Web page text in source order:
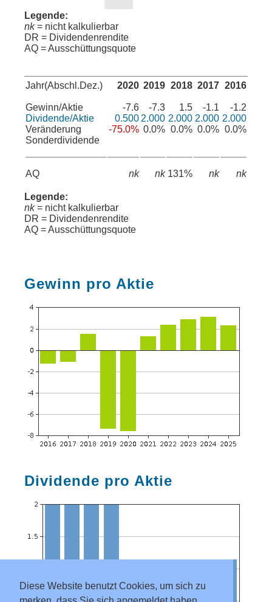
Diese Website benutzt Cookies, um sich zu
Legende:
nk= nicht kalkulierbar
DR = Dividendenrendite
AQ = Ausschüttungsquote
Jahr(Abschl.Dez.)
Gewinn/Aktie
Dividende/Aktie
Veränderung
Sonderdividende
AQ
2020
-7.6
0.500
-75.0%
nk
2019
-7.3
2.000
0.0%
nk
2018
1.5
2.000
0.0%
131%
2017
-1.1
2.000
0.0%
nk
2016
-1.2
2.000
0.0%
nk
Legende:
nk= nicht kalkulierbar
DR = Dividendenrendite
AQ = Ausschüttungsquote
Gewinn pro Aktie
Dividende pro Aktie